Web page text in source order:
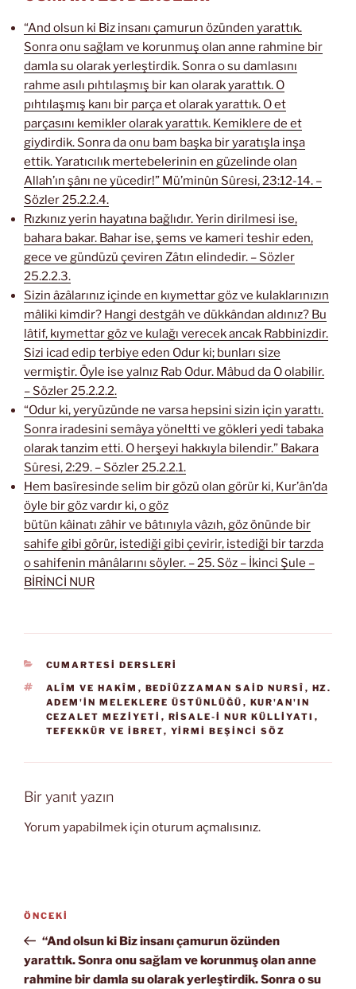
“And olsun ki Biz insanı çamurun özünden yarattık.
Sonra onu sağlam ve korunmuş olan anne rahmine bir
damla su olarak yerleştirdik. Sonra o su damlasını
rahme asılı pıhtılaşmış bir kan olarak yarattık. O
pıhtılaşmış kanı bir parça et olarak yarattık. O et
parçasını kemikler olarak yarattık. Kemiklere de et
giydirdik. Sonra da onu bam başka bir yaratışla inşa
ettik. Yaratıcılık mertebelerinin en güzelinde olan
Allah’ın şânı ne yücedir!” Mü’minûn Sûresi, 23:12-14. –
Sözler 25.2.2.4.
Rızkınız yerin hayatına bağlıdır. Yerin dirilmesi ise,
bahara bakar. Bahar ise, şems ve kameri teshir eden,
gece ve gündüzü çeviren Zâtın elindedir. – Sözler
25.2.2.3.
Sizin âzâlarınız içinde en kıymettar göz ve kulaklarınızın
mâliki kimdir? Hangi destgâh ve dükkândan aldınız? Bu
lâtif, kıymettar göz ve kulağı verecek ancak Rabbinizdir.
Sizi icad edip terbiye eden Odur ki; bunları size
vermiştir. Öyle ise yalnız Rab Odur. Mâbud da O olabilir.
– Sözler 25.2.2.2.
“Odur ki, yeryüzünde ne varsa hepsini sizin için yarattı.
Sonra iradesini semâya yöneltti ve gökleri yedi tabaka
olarak tanzim etti. O herşeyi hakkıyla bilendir.” Bakara
Sûresi, 2:29. – Sözler 25.2.2.1.
Hem basîresinde selim bir gözü olan görür ki, Kur’ân’da
öyle bir göz vardır ki, o göz
bütün kâinatı zâhir ve bâtınıyla vâzıh, göz önünde bir
sahife gibi görür, istediği gibi çevirir, istediği bir tarzda
o sahifenin mânâlarını söyler. – 25. Söz – İkinci Şule –
BİRİNCİ NUR
KATEGORILER
CUMARTESİ DERSLERİ
ETIKETLER
ALÎM VE HAKÎM , BEDÎÜZZAMAN SAID NURSÎ , HZ.
ADEM'IN MELEKLERE ÜSTÜNLÜĞÜ , KUR'AN'IN
CEZALET MEZIYETI , RISALE-I NUR KÜLLIYATI ,
TEFEKKÜR VE IBRET, YIRMI BEŞINCI SÖZ
Bir yanıt yazın
Yorum yapabilmek için oturum açmalısınız.
Yazı
Önceki
Yazı
ÖNCEKI
“And olsun ki Biz insanı çamurun özünden
yarattık. Sonra onu sağlam ve korunmuş olan anne
rahmine bir damla su olarak yerleştirdik. Sonra o su